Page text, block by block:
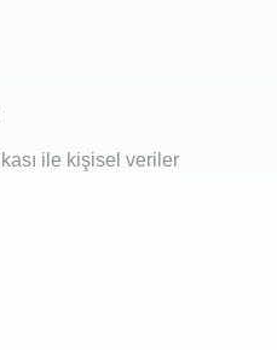
ile kişisel veriler